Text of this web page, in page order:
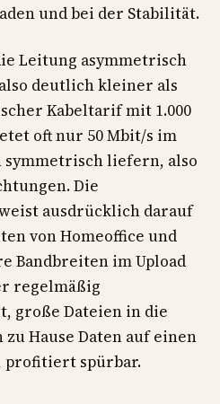
und bei der Stabilität.
Leitung asymmetrisch
deutlich kleiner als
Kabeltarif mit 1.000
oft nur 50 Mbit/s im
symmetrisch liefern, also
Die
ausdrücklich darauf
von Homeoffice und
Bandbreiten im Upload
regelmäßig
große Dateien in die
Hause Daten auf einen
profitiert spürbar.